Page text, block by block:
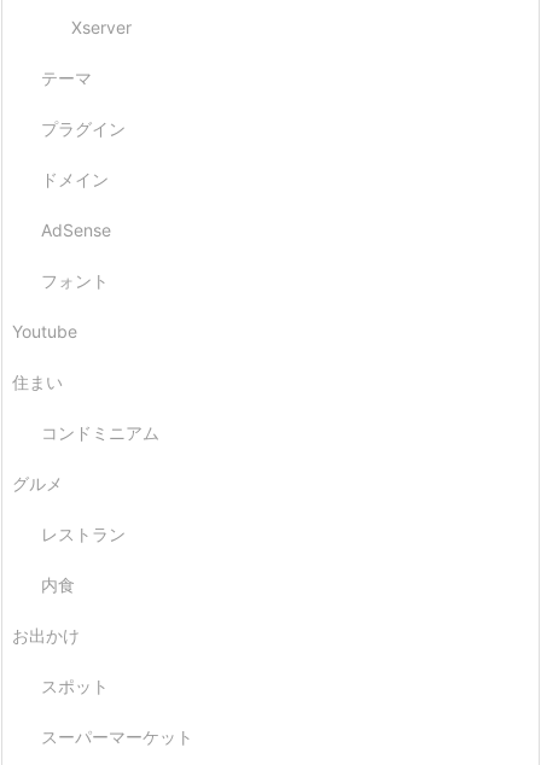
Xserver
テーマ
プラグイン
ドメイン
AdSense
フォント
Youtube
住まい
コンドミニアム
グルメ
レストラン
内食
お出かけ
スポット
スーパーマーケット